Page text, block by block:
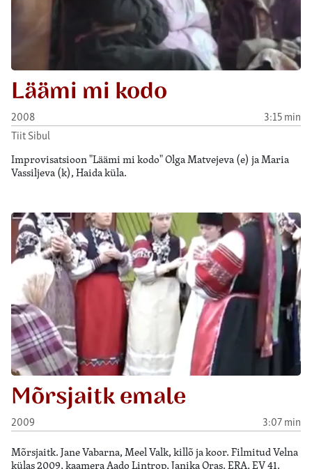
Läämi mi kodo
2008
3:15 min
Tiit Sibul
Improvisatsioon "Läämi mi kodo" Olga Matvejeva (e) ja Maria
Vassiljeva (k), Haida küla.
Mõrsjaitk emale
2009 3:07 min
Mõrsjaitk. Jane Vabarna, Meel Valk, killõ ja koor. Filmitud Velna
külas 2009, kaamera Aado Lintrop, Janika Oras. ERA, EV 41.